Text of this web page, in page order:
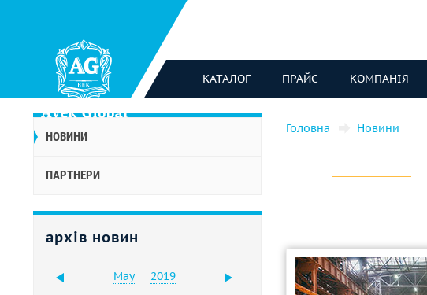
КАТАЛОГ ПРАЙС КОМПАНІЯ
НОВИНИ
ПАРТНЕРИ
архів новин
May 2019
Головна Новини